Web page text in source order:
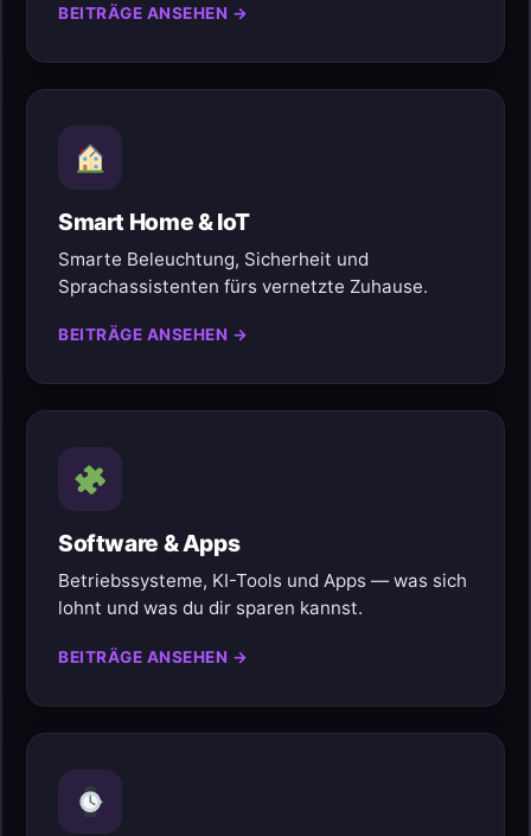
BEITRÄGE ANSEHEN →
Smart Home & IoT
Smarte Beleuchtung, Sicherheit und
Sprachassistenten fürs vernetzte Zuhause.
BEITRÄGE ANSEHEN →
Software & Apps
Betriebssysteme, KI-Tools und Apps — was sich
lohnt und was du dir sparen kannst.
BEITRÄGE ANSEHEN →